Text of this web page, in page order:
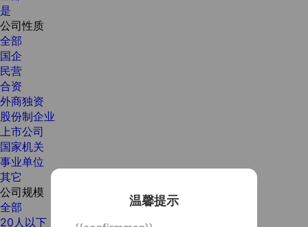
温馨提示
是
公司性质
全部
国企
民营
合资
外商独资
股份制企业
上市公司
国家机关
事业单位
其它
公司规模
全部
20人以下